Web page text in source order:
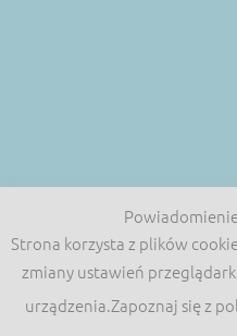
Strona korzysta z plików
zmiany ustawień
urządzenia.Zapoznaj się z